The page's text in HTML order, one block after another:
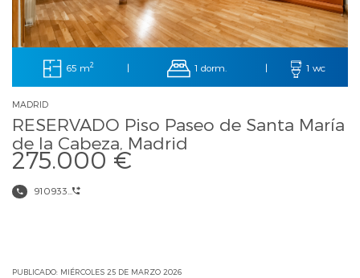
65 m2 | 1 dorm. | 1 wc
MADRID
RESERVADO Piso Paseo de Santa María
de la Cabeza, Madrid
275.000 €
910933...
PUBLICADO: MIÉRCOLES 25 DE MARZO 2026